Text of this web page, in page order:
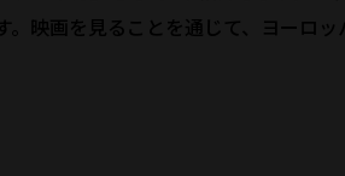
。映画を見ることを通じて、ヨーロ